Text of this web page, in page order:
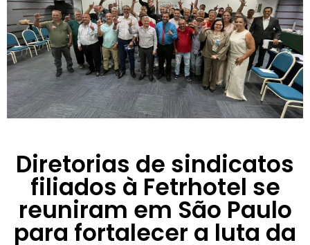
Diretorias de sindicatos
filiados à Fetrhotel se
reuniram em São Paulo
para fortalecer a luta da